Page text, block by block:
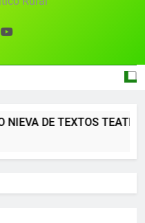
TEATRALES.